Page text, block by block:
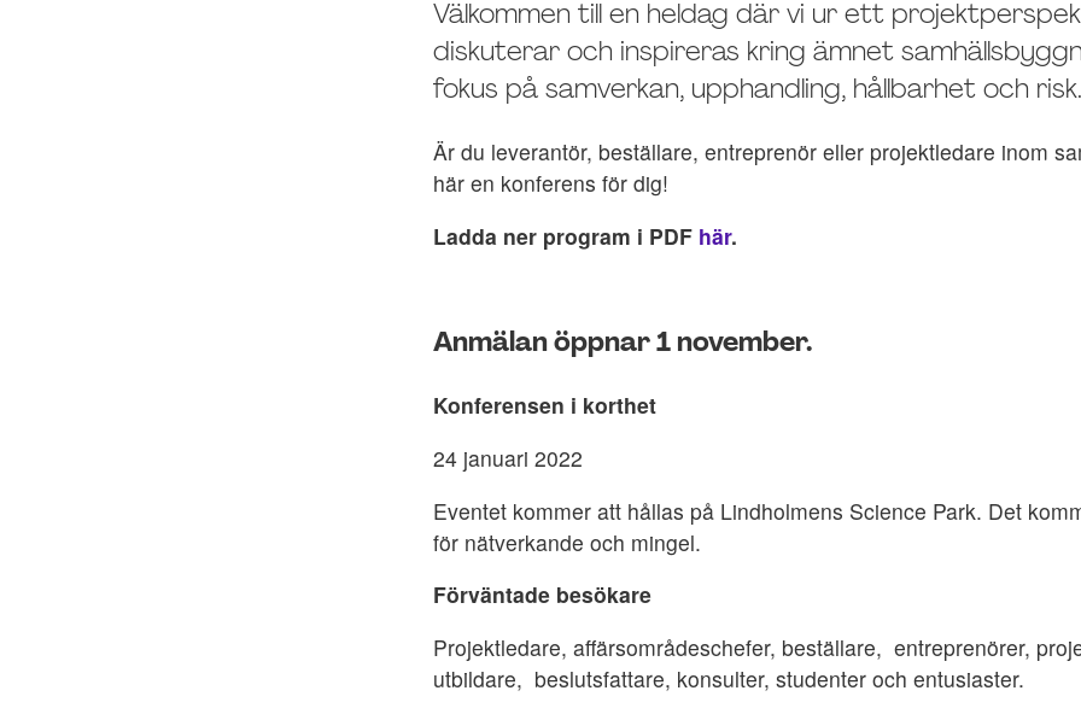
Välkommen till en heldag där vi ur ett
diskuterar och inspireras kring ämnet
fokus på samverkan, upphandling, hållbarhet och risk.
Är du leverantör, beställare, entreprenör eller projektledare inom
här en konferens för dig!
Ladda ner program i PDF här.
Anmälan öppnar 1 november.
Konferensen i korthet
24 januari 2022
Eventet kommer att hållas på Lindholmens Science Park. Det
för nätverkande och mingel.
Förväntade besökare
Projektledare, affärsområdeschefer, beställare, entreprenörer,
utbildare, beslutsfattare, konsulter, studenter och entusiaster.